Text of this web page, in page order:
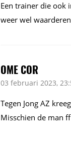
Een trainer die ook
weer wel
OME COR
03 februari 2023,
Tegen Jong AZ
Misschien de man